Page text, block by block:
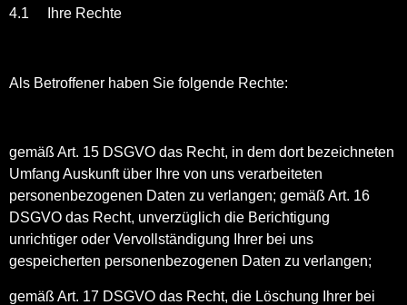
4.1 Ihre Rechte
Als Betroffener haben Sie folgende Rechte:
gemäß Art. 15 DSGVO das Recht, in dem dort bezeichneten
Umfang Auskunft über Ihre von uns verarbeiteten
personenbezogenen Daten zu verlangen; gemäß Art. 16
DSGVO das Recht, unverzüglich die Berichtigung
unrichtiger oder Vervollständigung Ihrer bei uns
gespeicherten personenbezogenen Daten zu verlangen;
gemäß Art. 17 DSGVO das Recht, die Löschung Ihrer bei